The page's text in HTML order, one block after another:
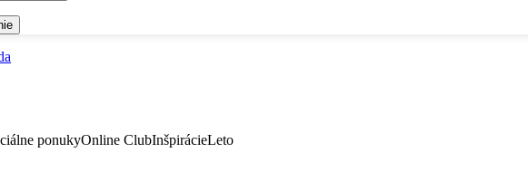
ponukyOnline ClubInšpirácieLeto